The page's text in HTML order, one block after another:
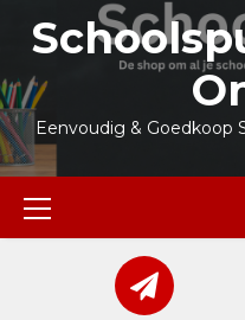
inhoud
Eenvoudig & Goedkoop
Primair
menu